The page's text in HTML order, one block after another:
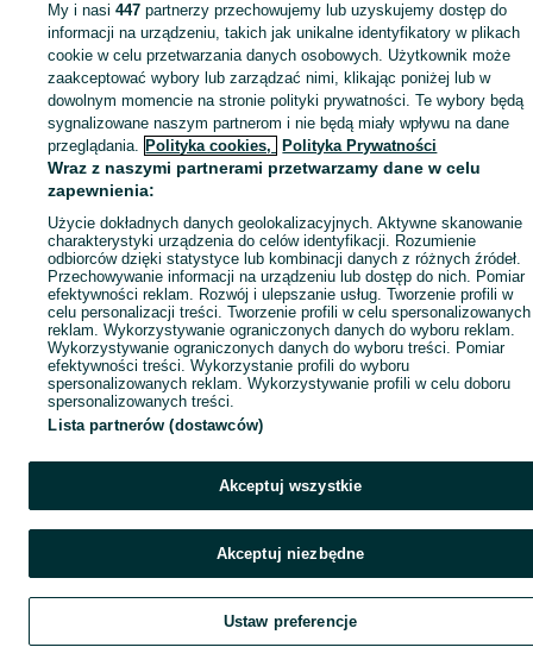
Szukaj Obserwujesz Dodaj Czat
My i nasi447 partnerzy przechowujemy lub uzyskujemy dostęp do
informacji na urządzeniu, takich jak unikalne identyfikatory w plikach
cookie w celu przetwarzania danych osobowych. Użytkownik może
zaakceptować wybory lub zarządzać nimi, klikając poniżej lub w
dowolnym momencie na stronie polityki prywatności. Te wybory będą
sygnalizowane naszym partnerom i nie będą miały wpływu na dane
przeglądania. Polityka cookies, Polityka Prywatności
Wraz z naszymi partnerami przetwarzamy dane w celu
zapewnienia:
Użycie dokładnych danych geolokalizacyjnych. Aktywne skanowanie
charakterystyki urządzenia do celów identyfikacji. Rozumienie
odbiorców dzięki statystyce lub kombinacji danych z różnych źródeł.
Przechowywanie informacji na urządzeniu lub dostęp do nich. Pomiar
efektywności reklam. Rozwój i ulepszanie usług. Tworzenie profili w
celu personalizacji treści. Tworzenie profili w celu spersonalizowanych
reklam. Wykorzystywanie ograniczonych danych do wyboru reklam.
Wykorzystywanie ograniczonych danych do wyboru treści. Pomiar
efektywności treści. Wykorzystanie profili do wyboru
spersonalizowanych reklam. Wykorzystywanie profili w celu doboru
spersonalizowanych treści.
Lista partnerów (dostawców)
Akceptuj wszystkie
Akceptuj niezbędne
Ustaw preferencje